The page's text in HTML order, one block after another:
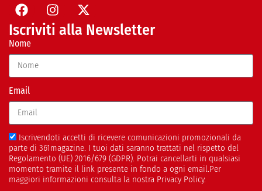
Iscriviti alla Newsletter
Nome
Email
Iscrivendoti accetti di ricevere comunicazioni promozionali da
parte di 361magazine. I tuoi dati saranno trattati nel rispetto del
Regolamento (UE) 2016/679 (GDPR). Potrai cancellarti in qualsiasi
momento tramite il link presente in fondo a ogni email.Per
maggiori informazioni consulta la nostra Privacy Policy.